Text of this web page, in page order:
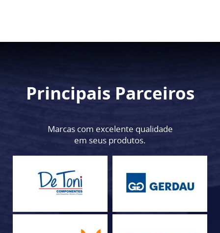
Principais Parceiros
Marcas com excelente qualidade
em seus produtos.